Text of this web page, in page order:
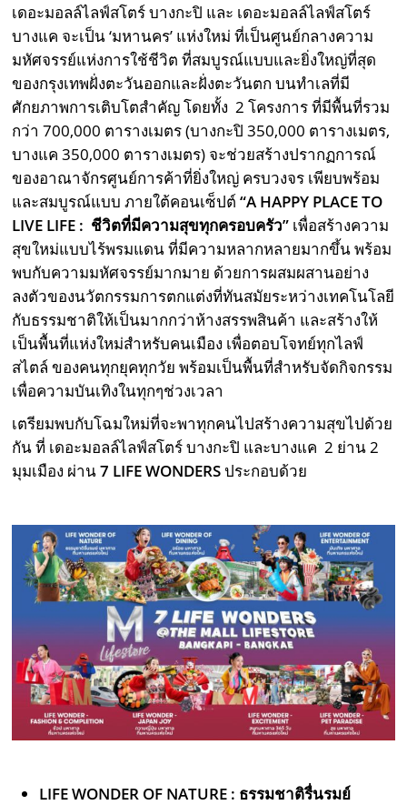
เดอะมอลล์ไลฟ์สโตร์ บางกะปิ และ เดอะมอลล์ไลฟ์สโตร์
บางแค จะเป็น ‘มหานคร’ แห่งใหม่ ที่เป็นศูนย์กลางความ
มหัศจรรย์แห่งการใช้ชีวิต ที่สมบูรณ์แบบและยิ่งใหญ่ที่สุด
ของกรุงเทพฝั่งตะวันออกและฝั่งตะวันตก บนทำเลที่มี
ศักยภาพการเติบโตสำคัญ โดยทั้ง 2 โครงการ ที่มีพื้นที่รวม
กว่า 700,000 ตารางเมตร (บางกะปิ 350,000 ตารางเมตร,
บางแค 350,000 ตารางเมตร) จะช่วยสร้างปรากฏการณ์
ของอาณาจักรศูนย์การค้าที่ยิ่งใหญ่ ครบวงจร เพียบพร้อม
และสมบูรณ์แบบ ภายใต้คอนเซ็ปต์“A HAPPY PLACE TO
LIVE LIFE : ชีวิตที่มีความสุขทุกครอบครัว” เพื่อสร้างความ
สุขใหม่แบบไร้พรมแดน ที่มีความหลากหลายมากขึ้น พร้อม
พบกับความมหัศจรรย์มากมาย ด้วยการผสมผสานอย่าง
ลงตัวของนวัตกรรมการตกแต่งที่ทันสมัยระหว่างเทคโนโลยี
กับธรรมชาติให้เป็นมากกว่าห้างสรรพสินค้า และสร้างให้
เป็นพื้นที่แห่งใหม่สำหรับคนเมือง เพื่อตอบโจทย์ทุกไลฟ์
สไตล์ ของคนทุกยุคทุกวัย พร้อมเป็นพื้นที่สำหรับจัดกิจกรรม
เพื่อความบันเทิงในทุกๆช่วงเวลา
เตรียมพบกับโฉมใหม่ที่จะพาทุกคนไปสร้างความสุขไปด้วย
กัน ที่ เดอะมอลล์ไลฟ์สโตร์ บางกะปิ และบางแค 2 ย่าน 2
มุมเมือง ผ่าน7 LIFE WONDERSประกอบด้วย
LIFE WONDER OF NATURE : ธรรมชาติรื่นรมย์